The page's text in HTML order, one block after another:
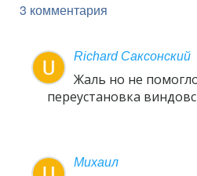
3 комментария
Richard Саксонский
Жаль но не
переустановка
Михаил